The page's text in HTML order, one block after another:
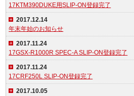
17KTM390DUKE用SLIP-ON登録完了
2017.12.14
年末年始のお知らせ
2017.11.24
17GSX-R1000R SPEC-A SLIP-ON登録完了
2017.11.24
17CRF250L SLIP-ON登録完了
2017.10.05